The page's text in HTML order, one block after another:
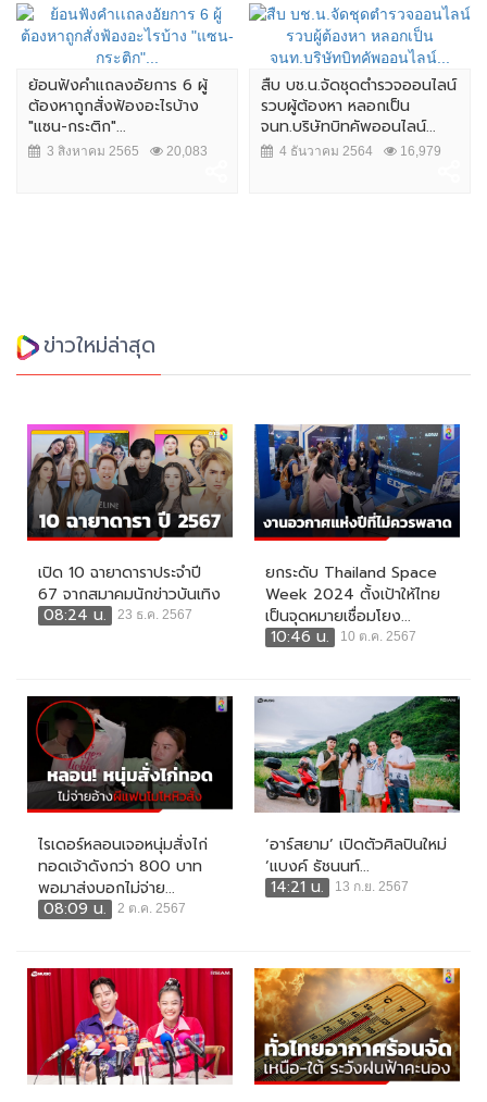
ย้อนฟังคำเเถลงอัยการ 6 ผู้
ต้องหาถูกสั่งฟ้องอะไรบ้าง
"แซน-กระติก"...
3 สิงหาคม 2565 20,083
สืบ บช.น.จัดชุดตำรวจออนไลน์
รวบผู้ต้องหา หลอกเป็น
จนท.บริษัทบิทคัพออนไลน์...
4 ธันวาคม 2564 16,979
ข่าวใหม่ล่าสุด
เปิด 10 ฉายาดาราประจำปี
67 จากสมาคมนักข่าวบันเทิง
08:24 น.
23 ธ.ค. 2567
ยกระดับ Thailand Space
Week 2024 ตั้งเป้าให้ไทย
เป็นจุดหมายเชื่อมโยง...
10:46 น.
10 ต.ค. 2567
ไรเดอร์หลอนเจอหนุ่มสั่งไก่
ทอดเจ้าดังกว่า 800 บาท
พอมาส่งบอกไม่จ่าย...
08:09 น.
2 ต.ค. 2567
‘อาร์สยาม’ เปิดตัวศิลปินใหม่
‘แบงค์ ธัชนนท์...
14:21 น.
13 ก.ย. 2567